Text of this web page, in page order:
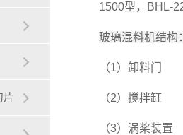
片
1500型，BHL-
玻璃混料机结构
（1）卸料门
（2）搅拌缸
（3）涡桨装置